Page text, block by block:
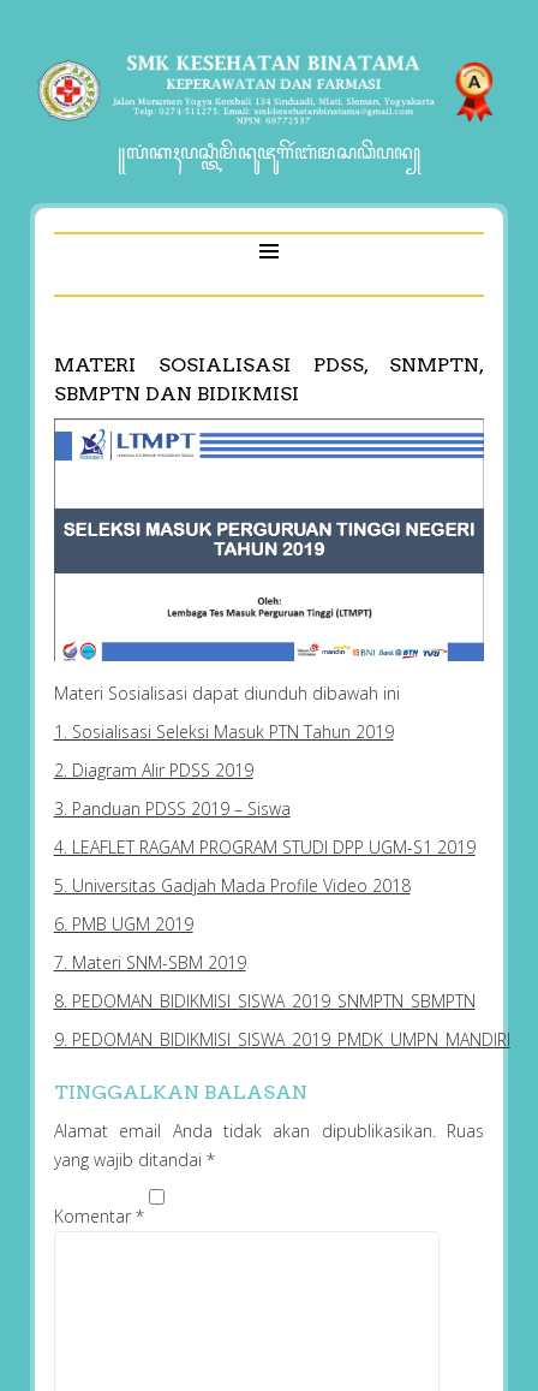
꧋ꦭꦁꦏꦃꦥꦱ꧀ꦠꦶꦩꦼꦤꦸꦗꦸꦒꦼꦂꦧꦁꦩꦱꦣꦼꦥꦤ꧀
MATERI SOSIALISASI PDSS, SNMPTN,
SBMPTN DAN BIDIKMISI
Materi Sosialisasi dapat diunduh dibawah ini
1. Sosialisasi Seleksi Masuk PTN Tahun 2019
2. Diagram Alir PDSS 2019
3. Panduan PDSS 2019 – Siswa
4. LEAFLET RAGAM PROGRAM STUDI DPP UGM-S1 2019
5. Universitas Gadjah Mada Profile Video 2018
6. PMB UGM 2019
7. Materi SNM-SBM 2019
8. PEDOMAN_BIDIKMISI_SISWA_2019_SNMPTN_SBMPTN
9. PEDOMAN_BIDIKMISI_SISWA_2019_PMDK_UMPN_MANDIRI
TINGGALKAN BALASAN
Alamat email Anda tidak akan dipublikasikan. Ruas
yang wajib ditandai *
Komentar *